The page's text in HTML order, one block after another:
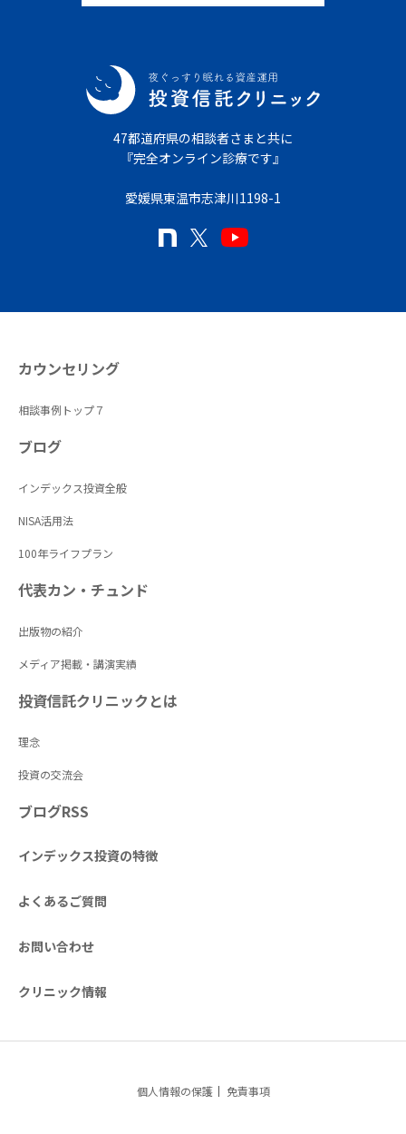
47都道府県の相談者さまと共に
『完全オンライン診療です』
愛媛県東温市志津川1198-1
カウンセリング
相談事例トップ７
ブログ
インデックス投資全般
NISA活用法
100年ライフプラン
代表カン・チュンド
出版物の紹介
メディア掲載・講演実績
投資信託クリニックとは
理念
投資の交流会
ブログRSS
インデックス投資の特徴
よくあるご質問
お問い合わせ
クリニック情報
個人情報の保護 免責事項